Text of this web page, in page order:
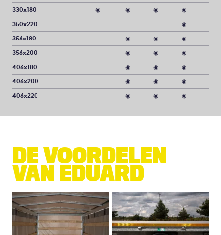
330x180
◉ ◉ ◉
◉
350x220
◉
356x180
◉ ◉
◉
356x200
◉ ◉
◉
406x180
◉ ◉
◉
406x200
◉ ◉
◉
406x220
◉ ◉ ◉
DE VOORDELEN
VAN EDUARD